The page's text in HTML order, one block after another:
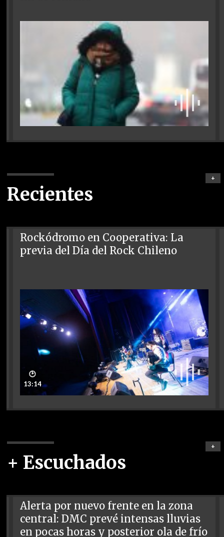
Recientes
+
Rockódromo en Cooperativa: La
previa del Día del Rock Chileno
🕑
13:14
+ Escuchados
+
Alerta por nuevo frente en la zona
central: DMC prevé intensas lluvias
en pocas horas y posterior ola de frío